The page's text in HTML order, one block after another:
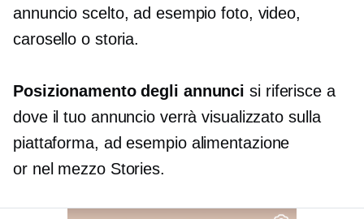
annuncio scelto, ad esempio foto, video,
carosello o storia.
Posizionamento degli annunci si riferisce a
dove il tuo annuncio verrà visualizzato sulla
piattaforma, ad esempio alimentazione
or nel mezzoStories.